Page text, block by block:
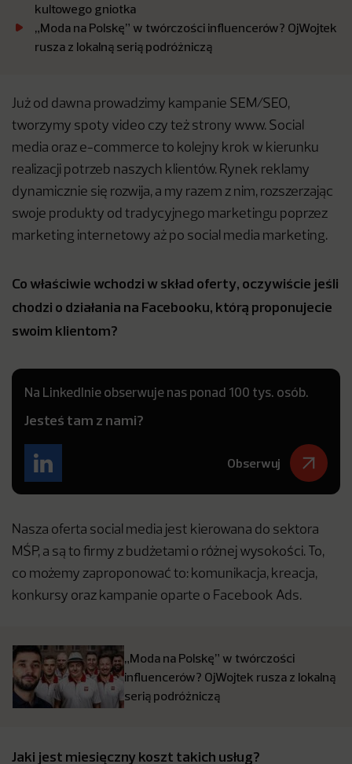
kultowego gniotka
„Moda na Polskę” w twórczości influencerów? OjWojtek
rusza z lokalną serią podróżniczą
Już od dawna prowadzimy kampanie SEM/SEO,
tworzymy spoty video czy też strony www. Social
media oraz e-commerce to kolejny krok w kierunku
realizacji potrzeb naszych klientów. Rynek reklamy
dynamicznie się rozwija, a my razem z nim, rozszerzając
swoje produkty od tradycyjnego marketingu poprzez
marketing internetowy aż po social media marketing.
Co właściwie wchodzi w skład oferty, oczywiście jeśli
chodzi o działania na Facebooku, którą proponujecie
swoim klientom?
Na LinkedInie obserwuje nas ponad 100 tys. osób.
Jesteś tam z nami?
Obserwuj
Nasza oferta social media jest kierowana do sektora
MŚP, a są to firmy z budżetami o różnej wysokości. To,
co możemy zaproponować to: komunikacja, kreacja,
konkursy oraz kampanie oparte o Facebook Ads.
„Moda na Polskę” w twórczości
influencerów? OjWojtek rusza z lokalną
serią podróżniczą
Jaki jest miesięczny koszt takich usług?